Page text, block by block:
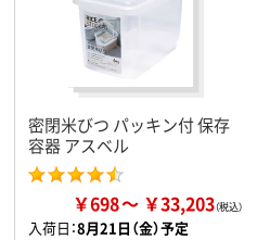
密閉米びつ パッキン付 保存
容器 アスベル
￥698 ￥33,203
入荷日：8月21日（金）予定